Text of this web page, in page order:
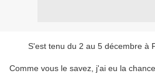
S'est tenu du 2 au 5 décembre à
Comme vous le savez, j'ai eu la